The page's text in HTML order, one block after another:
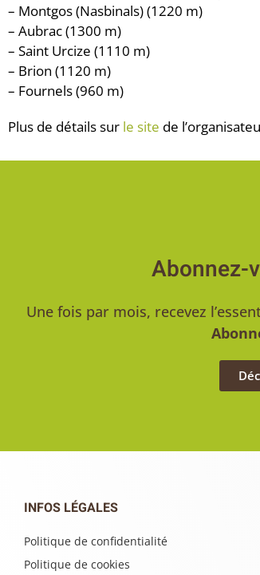
– Montgos (Nasbinals) (1220 m)
– Aubrac (1300 m)
– Saint Urcize (1110 m)
– Brion (1120 m)
– Fournels (960 m)
Plus de détails sur le site de
Abonnez-
Une fois par mois, recevez
INFOS LÉGALES
Politique de confidentialité
Politique de cookies